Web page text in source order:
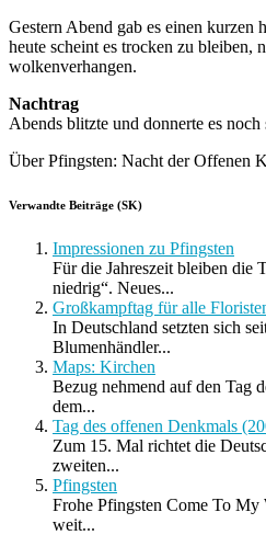
Gestern Abend gab es einen kurzen
heute scheint es trocken zu bleiben,
wolkenverhangen.
Nachtrag
Abends blitzte und donnerte es
Über Pfingsten: Nacht der Offenen
Verwandte Beiträge (SK)
Impressionen zu Pfingsten
Für die Jahreszeit bleiben die
niedrig“. Neues...
Großkampftag für alle
In Deutschland setzten sich
Blumenhändler...
Maps: Kirchen
Bezug nehmend auf den Tag
dem...
Tag des offenen Denkmals
Zum 15. Mal richtet die
zweiten...
Pfingsten
Frohe Pfingsten Come To
weit...